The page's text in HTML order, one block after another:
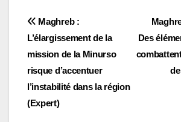
Navigation
de
l’article
Des
Maghreb :
L’élargissement de la
mission de la Minurso
risque d’accentuer
l’instabilité dans la région
(Expert)